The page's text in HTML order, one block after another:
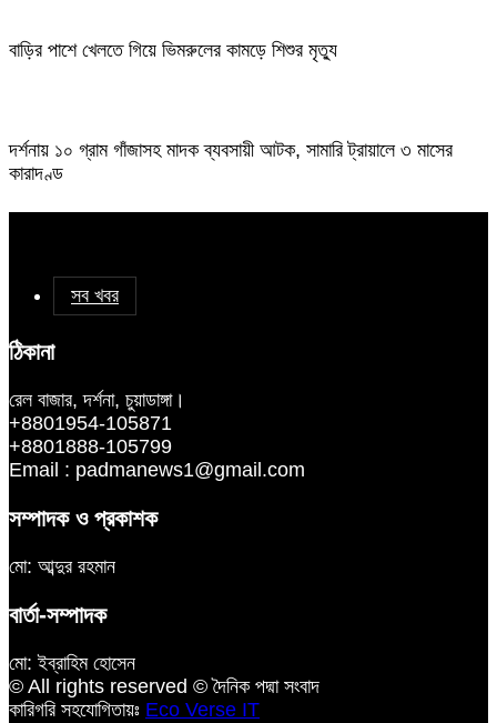
বাড়ির পাশে খেলতে গিয়ে ভিমরুলের কামড়ে শিশুর মৃত্যু
দর্শনায় ১০ গ্রাম গাঁজাসহ মাদক ব্যবসায়ী আটক, সামারি ট্রায়ালে ৩ মাসের
কারাদণ্ড
সব খবর
ঠিকানা
রেল বাজার, দর্শনা, চুয়াডাঙ্গা।
+8801954-105871
+8801888-105799
Email : padmanews1@gmail.com
সম্পাদক ও প্রকাশক
মো: আব্দুর রহমান
বার্তা-সম্পাদক
মো: ইব্রাহিম হোসেন
© All rights reserved © দৈনিক পদ্মা সংবাদ
কারিগরি সহযোগিতায়ঃ Eco Verse IT